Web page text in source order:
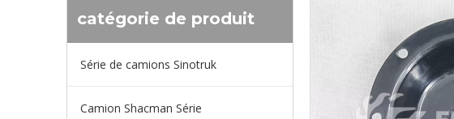
catégorie de produit
Série de camions Sinotruk
Camion Shacman Série